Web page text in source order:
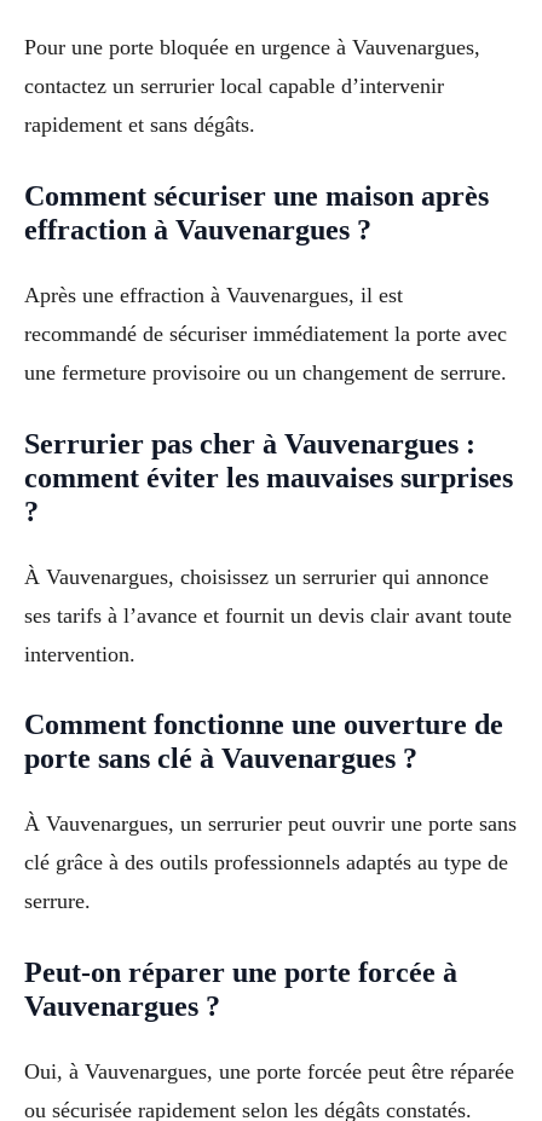
Pour une porte bloquée en urgence à Vauvenargues,
contactez un serrurier local capable d’intervenir
rapidement et sans dégâts.
Comment sécuriser une maison après
effraction à Vauvenargues ?
Après une effraction à Vauvenargues, il est
recommandé de sécuriser immédiatement la porte avec
une fermeture provisoire ou un changement de serrure.
Serrurier pas cher à Vauvenargues :
comment éviter les mauvaises surprises
?
À Vauvenargues, choisissez un serrurier qui annonce
ses tarifs à l’avance et fournit un devis clair avant toute
intervention.
Comment fonctionne une ouverture de
porte sans clé à Vauvenargues ?
À Vauvenargues, un serrurier peut ouvrir une porte sans
clé grâce à des outils professionnels adaptés au type de
serrure.
Peut-on réparer une porte forcée à
Vauvenargues ?
Oui, à Vauvenargues, une porte forcée peut être réparée
ou sécurisée rapidement selon les dégâts constatés.